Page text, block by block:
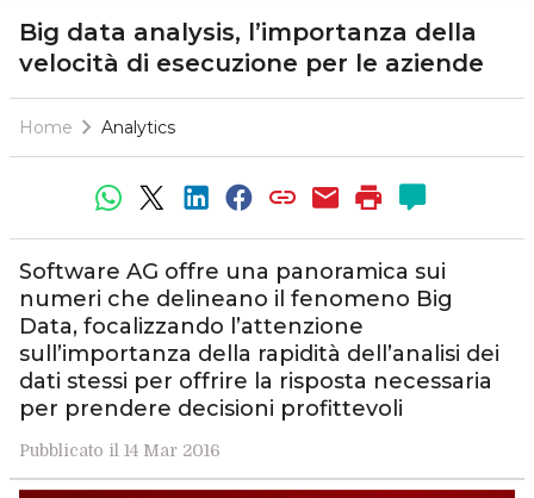
Big data analysis, l’importanza della
velocità di esecuzione per le aziende
Home Analytics
Software AG offre una panoramica sui
numeri che delineano il fenomeno Big
Data, focalizzando l’attenzione
sull’importanza della rapidità dell’analisi dei
dati stessi per offrire la risposta necessaria
per prendere decisioni profittevoli
Pubblicato il 14 Mar 2016